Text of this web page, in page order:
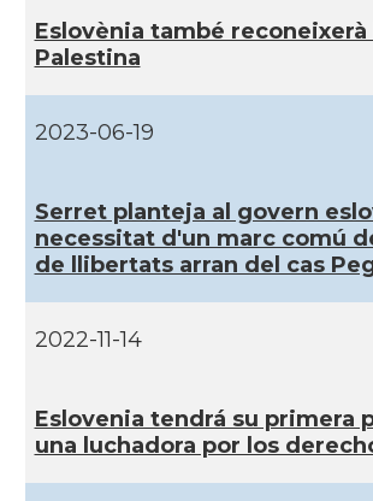
Eslovènia també
Palestina
2023-06-19
Serret planteja al govern
necessitat d'un marc comú
de llibertats arran del cas
2022-11-14
Eslovenia tendrá su primera
una luchadora por los